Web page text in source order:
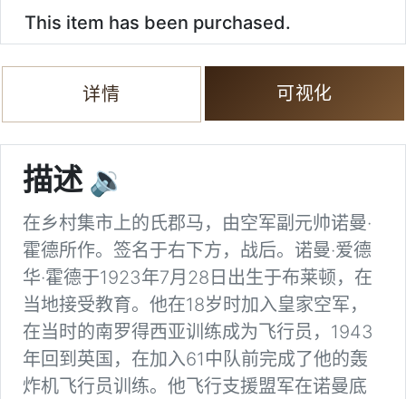
This item has been purchased.
详情 可视化
描述 🔉
在乡村集市上的氏郡马，由空军副元帅诺曼·
霍德所作。签名于右下方，战后。诺曼·爱德
华·霍德于1923年7月28日出生于布莱顿，在
当地接受教育。他在18岁时加入皇家空军，
在当时的南罗得西亚训练成为飞行员，1943
年回到英国，在加入61中队前完成了他的轰
炸机飞行员训练。他飞行支援盟军在诺曼底